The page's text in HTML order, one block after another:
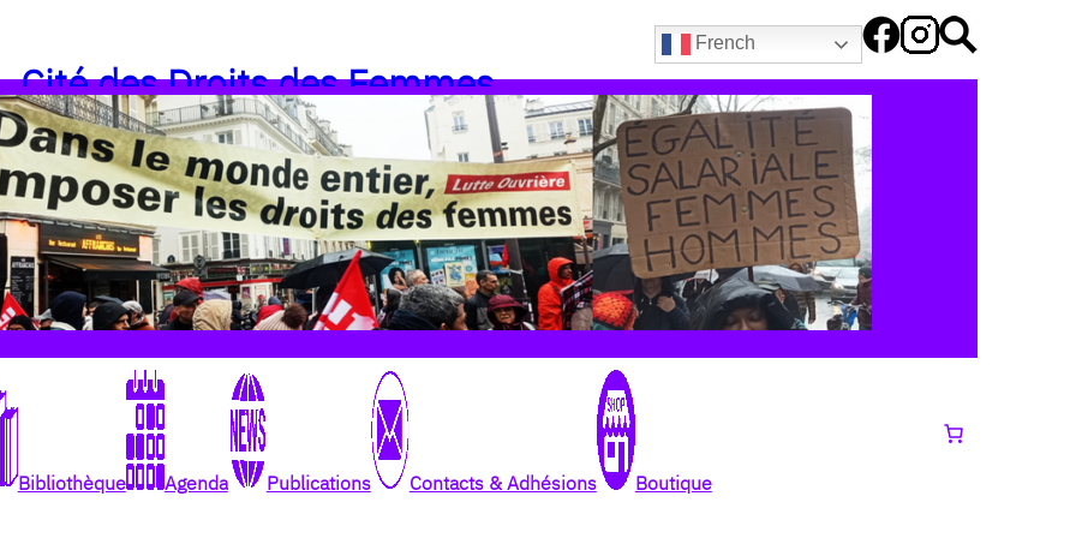
French
Cité des Droits des Femmes
Bibliothèque Agenda Publications Contacts & Adhésions Boutique